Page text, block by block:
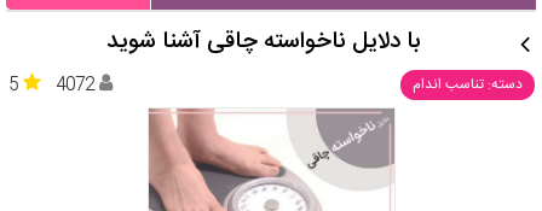
با دلایل ناخواسته چاقی آشنا شوید
دسته: تناسب اندام 5 4072